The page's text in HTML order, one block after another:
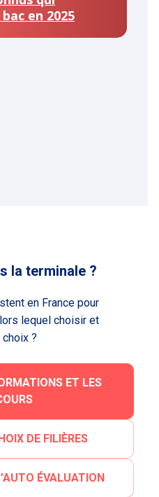
en 2025
la terminale ?
en France pour
lequel choisir et
?
ET LES
SES CHOIX DE FILIÈRES
ÉVALUATION